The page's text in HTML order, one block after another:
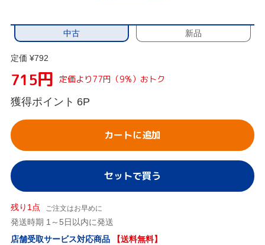
中古 新品
定価 ¥792
715円 定価より77円（9%）おトク
獲得ポイント 6P
カートに追加
セットで買う
残り1点 ご注文はお早めに
発送時期 1～5日以内に発送
店舗受取サービス対応商品
【送料無料】